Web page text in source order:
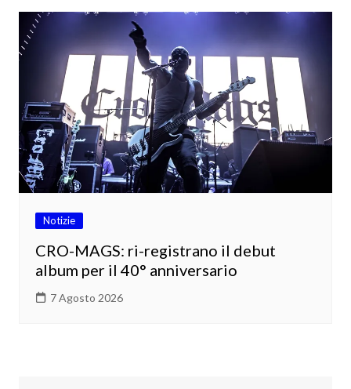
Notizie
CRO-MAGS: ri-registrano il debut
album per il 40° anniversario
7 Agosto 2026